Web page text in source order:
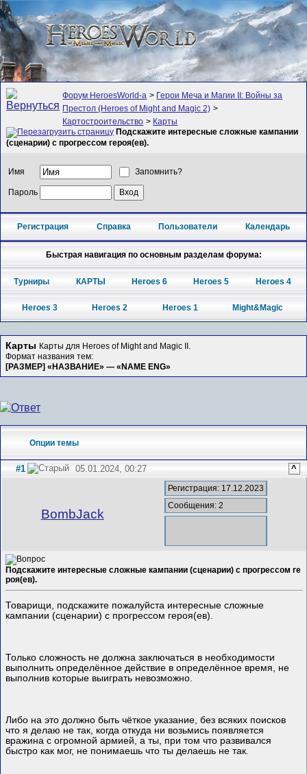
Форум HeroesWorld-а > Герои Меча и Магии II: Войны за
Престол (Heroes of Might and Magic 2) >
Картостроительство > Карты
Подскажите интересные сложные кампании
(сценарии) с прогрессом героя(ев).
Имя Запомнить?
Пароль
Регистрация Справка Пользователи Календарь
Быстрая навигация по основным разделам форума:
Турниры КАРТЫ Heroes 6 Heroes 5 Heroes 4
Heroes 3 Heroes 2 Heroes 1 Might&Magic
Карты Карты для Heroes of Might and Magic II.
Формат названия тем:
[РАЗМЕР] «НАЗВАНИЕ» — «NAME ENG»
Опции темы
#1 05.01.2024, 00:27 ^
BombJack
Регистрация: 17.12.2023
Сообщения: 2
Подскажите интересные сложные кампании (сценарии) с прогрессом ге
роя(ев).
Товарищи, подскажите пожалуйста интересные сложные
кампании (сценарии) с прогрессом героя(ев).
Только сложность не должна заключаться в необходимости
выполнить определённое действие в определённое время, не
выполнив которые выиграть невозможно.
Либо на это должно быть чёткое указание, без всяких поисков
что я делаю не так, когда откуда ни возьмись появляется
вражина с огромной армией, а ты, при том что развивался
быстро как мог, не понимаешь что ты делаешь не так.